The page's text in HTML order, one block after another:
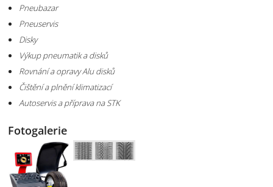
Pneubazar
Pneuservis
Disky
Výkup pneumatik a disků
Rovnání a opravy Alu disků
Čištění a plnění klimatizací
Autoservis a příprava na STK
Fotogalerie